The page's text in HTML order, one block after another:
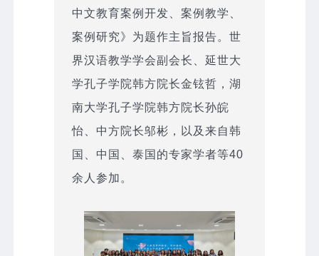
中文教育案例开发、案例教学、
案例研究》为题作主旨报告。世
界汉语教学学会副会长、延世大
学孔子学院韩方院长金铉哲，湖
南大学孔子学院韩方院长孙皖
怡、中方院长邬彬，以及来自韩
国、中国、泰国的专家学者等40
余人参加。